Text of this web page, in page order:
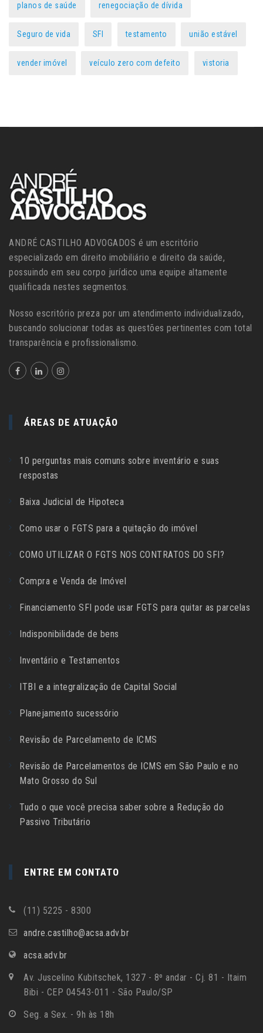
planos de saúde renegociação de dívida
Seguro de vida SFI testamento união estável
vender imóvel veículo zero com defeito vistoria
ANDRÉ CASTILHO ADVOGADOS é um escritório
especializado em direito imobiliário e direito da saúde,
possuindo em seu corpo jurídico uma equipe altamente
qualificada nestes segmentos.
Nosso escritório preza por um atendimento individualizado,
buscando solucionar todas as questões pertinentes com total
transparência e profissionalismo.
ÁREAS DE ATUAÇÃO
10 perguntas mais comuns sobre inventário e suas
respostas
Baixa Judicial de Hipoteca
Como usar o FGTS para a quitação do imóvel
COMO UTILIZAR O FGTS NOS CONTRATOS DO SFI?
Compra e Venda de Imóvel
Financiamento SFI pode usar FGTS para quitar as parcelas
Indisponibilidade de bens
Inventário e Testamentos
ITBI e a integralização de Capital Social
Planejamento sucessório
Revisão de Parcelamento de ICMS
Revisão de Parcelamentos de ICMS em São Paulo e no
Mato Grosso do Sul
Tudo o que você precisa saber sobre a Redução do
Passivo Tributário
ENTRE EM CONTATO
(11) 5225 - 8300
andre.castilho@acsa.adv.br
acsa.adv.br
Av. Juscelino Kubitschek, 1327 - 8º andar - Cj. 81 - Itaim
Bibi - CEP 04543-011 - São Paulo/SP
Seg. a Sex. - 9h às 18h